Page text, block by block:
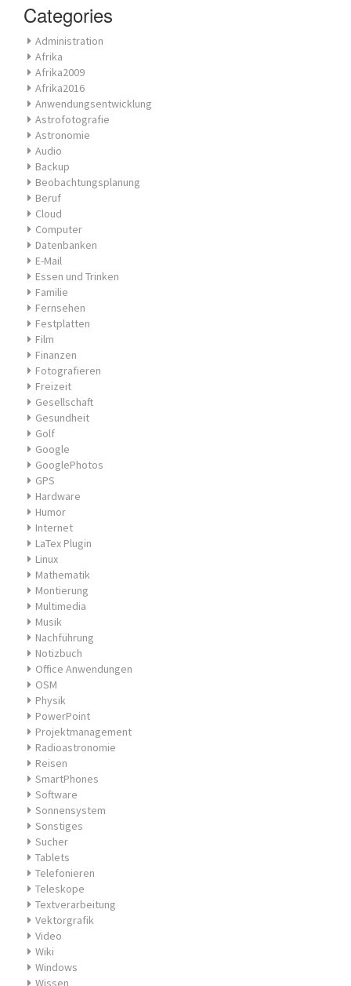
Categories
Administration
Afrika
Afrika2009
Afrika2016
Anwendungsentwicklung
Astrofotografie
Astronomie
Audio
Backup
Beobachtungsplanung
Beruf
Cloud
Computer
Datenbanken
E-Mail
Essen und Trinken
Familie
Fernsehen
Festplatten
Film
Finanzen
Fotografieren
Freizeit
Gesellschaft
Gesundheit
Golf
Google
GooglePhotos
GPS
Hardware
Humor
Internet
LaTex Plugin
Linux
Mathematik
Montierung
Multimedia
Musik
Nachführung
Notizbuch
Office Anwendungen
OSM
Physik
PowerPoint
Projektmanagement
Radioastronomie
Reisen
SmartPhones
Software
Sonnensystem
Sonstiges
Sucher
Tablets
Telefonieren
Teleskope
Textverarbeitung
Vektorgrafik
Video
Wiki
Windows
Wissen